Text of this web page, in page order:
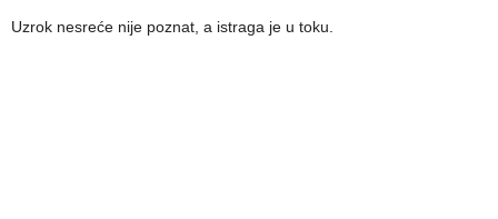
Uzrok nesreće nije poznat, a istraga je u toku.